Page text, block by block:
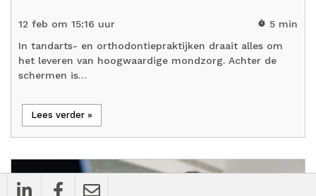
12 feb om 15:16 uur timer 5 min
In tandarts- en orthodontiepraktijken draait alles om
het leveren van hoogwaardige mondzorg. Achter de
schermen is…
Lees verder »